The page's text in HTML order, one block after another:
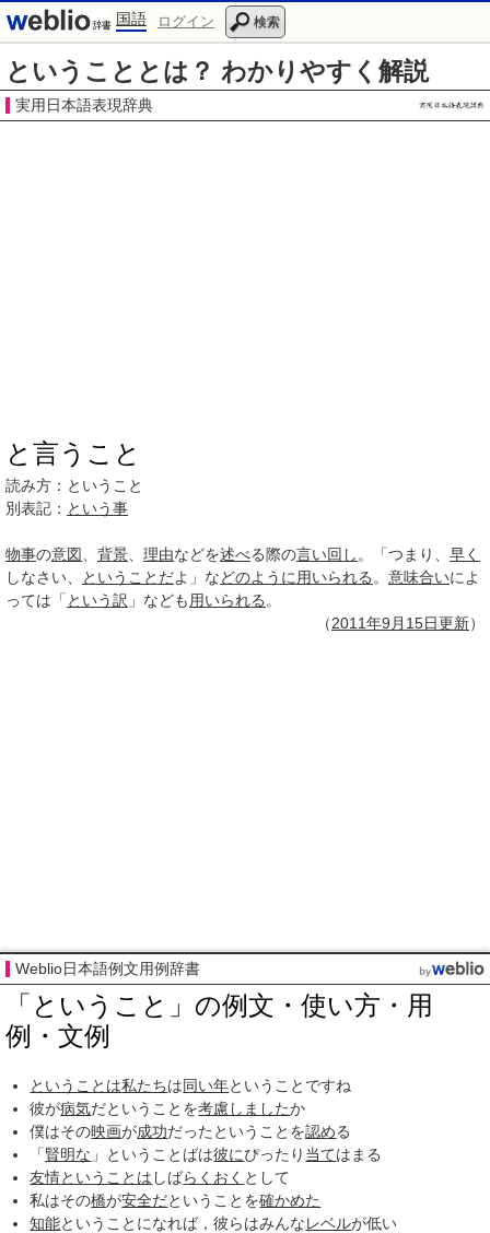
国語 ログイン 検索
ということとは？ わかりやすく解説
実用日本語表現辞典
と言うこと
読み方： ということ
別表記： という事
物事の意図 背景 理由などを述べる際の言い回し 。「つまり、 早く
しなさい、
ということだよ」などのように 用いられる 。 意味合いによ
っては「 という訳 」なども 用いられる 。
（2011年9月 15日更新）
Weblio日本語例文用例辞書
「ということ」の例文・使い方・用
例・文例
ということは私たちは同い年ということですね
彼が病気だということを考慮しましたか
僕はその映画が成功だったということを認める
「賢明な 」ということばは彼にぴったり 当てはまる
友情ということは しばらくおく として
私はその橋が安全だということを確かめた
知能ということになれば，彼らはみんなレベルが低い